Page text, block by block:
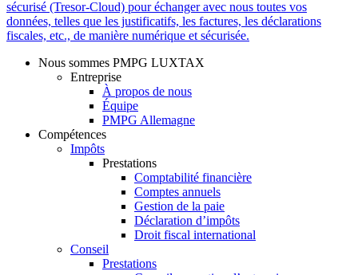
sécurisé (Tresor-Cloud) pour échanger avec nous toutes vos
données, telles que les justificatifs, les factures, les déclarations
fiscales, etc., de manière numérique et sécurisée.
Nous sommes PMPG LUXTAX
Entreprise
À propos de nous
Équipe
PMPG Allemagne
Compétences
Impôts
Prestations
Comptabilité financière
Comptes annuels
Gestion de la paie
Déclaration d’impôts
Droit fiscal international
Conseil
Prestations